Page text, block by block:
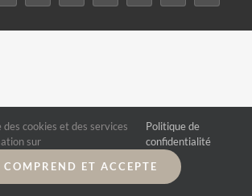
cookies et des services
sur
Politique de
confidentialité
COMPREND ET ACCEPTE